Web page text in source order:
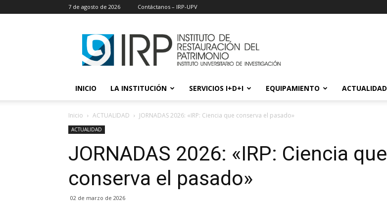
7 de agosto de 2026 Contáctanos – IRP-UPV
IRP
INICIO LA INSTITUCIÓN SERVICIOS I+D+I EQUIPAMIENTO ACTUALIDAD
Inicio ACTUALIDAD JORNADAS 2026: «IRP: Ciencia que conserva el pasado»
ACTUALIDAD
JORNADAS 2026: «IRP: Ciencia que
conserva el pasado»
02 de marzo de 2026